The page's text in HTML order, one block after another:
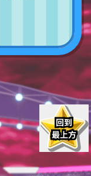
回到
最上方